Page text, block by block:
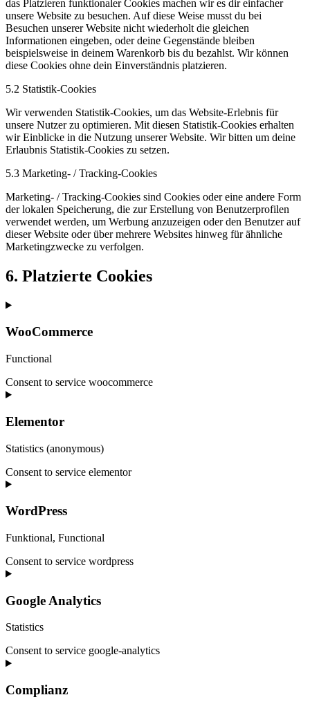
das Platzieren funktionaler Cookies machen wir es dir einfacher
unsere Website zu besuchen. Auf diese Weise musst du bei
Besuchen unserer Website nicht wiederholt die gleichen
Informationen eingeben, oder deine Gegenstände bleiben
beispielsweise in deinem Warenkorb bis du bezahlst. Wir können
diese Cookies ohne dein Einverständnis platzieren.
5.2 Statistik-Cookies
Wir verwenden Statistik-Cookies, um das Website-Erlebnis für
unsere Nutzer zu optimieren. Mit diesen Statistik-Cookies erhalten
wir Einblicke in die Nutzung unserer Website. Wir bitten um deine
Erlaubnis Statistik-Cookies zu setzen.
5.3 Marketing- / Tracking-Cookies
Marketing- / Tracking-Cookies sind Cookies oder eine andere Form
der lokalen Speicherung, die zur Erstellung von Benutzerprofilen
verwendet werden, um Werbung anzuzeigen oder den Benutzer auf
dieser Website oder über mehrere Websites hinweg für ähnliche
Marketingzwecke zu verfolgen.
6. Platzierte Cookies
WooCommerce
Functional
Consent to service woocommerce
Elementor
Statistics (anonymous)
Consent to service elementor
WordPress
Funktional, Functional
Consent to service wordpress
Google Analytics
Statistics
Consent to service google-analytics
Complianz